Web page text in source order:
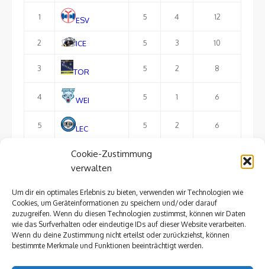
Cookie-Zustimmung
verwalten
Um dir ein optimales Erlebnis zu bieten, verwenden wir Technologien wie
Cookies, um Geräteinformationen zu speichern und/oder darauf
zuzugreifen. Wenn du diesen Technologien zustimmst, können wir Daten
wie das Surfverhalten oder eindeutige IDs auf dieser Website verarbeiten.
Wenn du deine Zustimmung nicht erteilst oder zurückziehst, können
bestimmte Merkmale und Funktionen beeinträchtigt werden.
1 ESV 5 4 12
2 ICE 5 3 10
3 TOR 5 2 8
4 WEI 5 1 6
5 LEC 5 2 6
FTL 5
ausführliche Tabelle